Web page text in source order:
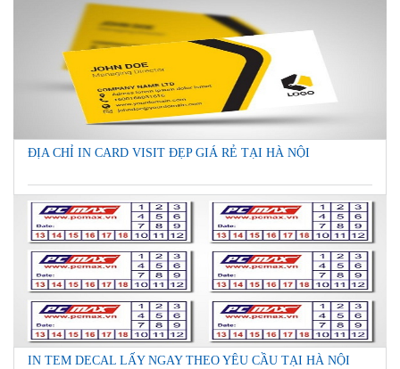
ĐỊA CHỈ IN CARD VISIT ĐẸP GIÁ RẺ TẠI HÀ NỘI
IN TEM DECAL LẤY NGAY THEO YÊU CẦU TẠI HÀ NỘI